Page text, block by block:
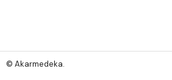
© Akarmedeka.